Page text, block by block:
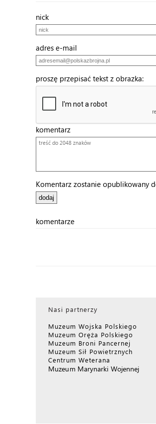
nick
adres e-mail
proszę przepisać tekst z obrazka:
komentarz
Komentarz zostanie opublikowany
komentarze
Nasi partnerzy
Muzeum Wojska Polskiego
Muzeum Oręża Polskiego
Muzeum Broni Pancernej
Muzeum Sił Powietrznych
Centrum Weterana
Muzeum Marynarki Wojennej